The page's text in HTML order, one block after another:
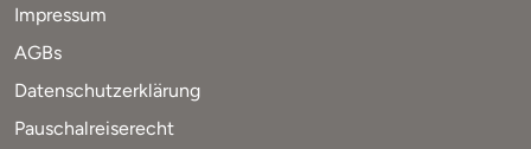
Impressum
AGBs
Datenschutzerklärung
Pauschalreiserecht